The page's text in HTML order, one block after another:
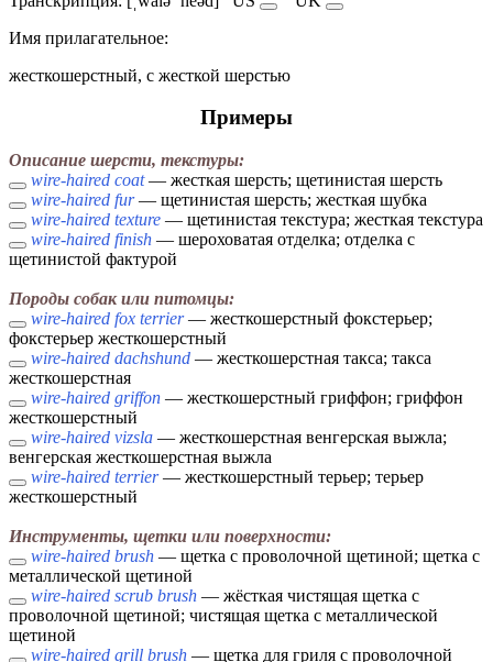
Имя прилагательное:
жесткошерстный, с жесткой шерстью
Примеры
Описание шерсти, текстуры:
wire-haired coat— жесткая шерсть; щетинистая шерсть
wire-haired fur— щетинистая шерсть; жесткая шубка
wire-haired texture — щетинистая текстура; жесткая текстура
wire-haired finish — шероховатая отделка; отделка с
щетинистой фактурой
Породы собак или питомцы:
wire-haired fox terrier— жесткошерстный фокстерьер;
фокстерьер жесткошерстный
wire-haired dachshund — жесткошерстная такса; такса
жесткошерстная
wire-haired griffon — жесткошерстный гриффон; гриффон
жесткошерстный
wire-haired vizsla — жесткошерстная венгерская выжла;
венгерская жесткошерстная выжла
wire-haired terrier— жесткошерстный терьер; терьер
жесткошерстный
Инструменты, щетки или поверхности:
wire-haired brush — щетка с проволочной щетиной; щетка с
металлической щетиной
wire-haired scrub brush — жёсткая чистящая щетка с
проволочной щетиной; чистящая щетка с металлической
щетиной
wire-haired grill brush — щетка для гриля с проволочной